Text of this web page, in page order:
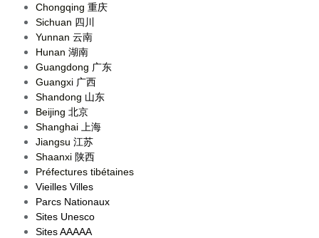
Chongqing 重庆
Sichuan 四川
Yunnan 云南
Hunan 湖南
Guangdong 广东
Guangxi 广西
Shandong 山东
Beijing 北京
Shanghai 上海
Jiangsu 江苏
Shaanxi 陕西
Préfectures tibétaines
Vieilles Villes
Parcs Nationaux
Sites Unesco
Sites AAAAA